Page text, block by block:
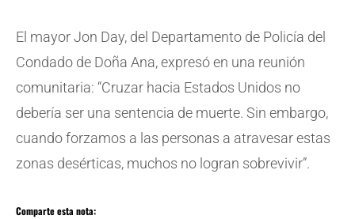
El mayor Jon Day, del Departamento de Policía del
Condado de Doña Ana, expresó en una reunión
comunitaria: “Cruzar hacia Estados Unidos no
debería ser una sentencia de muerte. Sin embargo,
cuando forzamos a las personas a atravesar estas
zonas desérticas, muchos no logran sobrevivir”.
Comparte esta nota: